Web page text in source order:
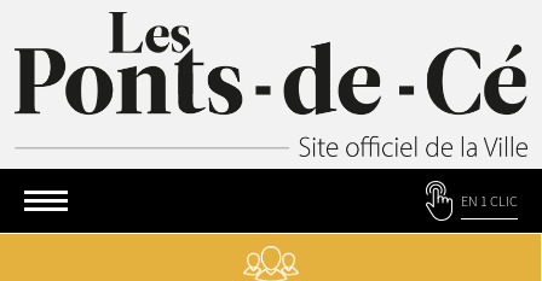
EN 1 CLIC